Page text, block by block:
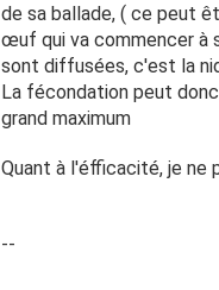
de sa ballade, ( ce peut
œuf qui va commencer à
sont diffusées, c'est la
La fécondation peut
grand maximum
Quant à l'éfficacité, je ne
--